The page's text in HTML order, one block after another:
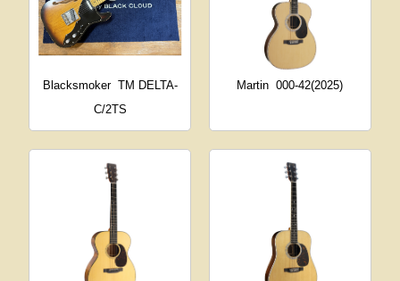
Blacksmoker TM DELTA-
C/2TS
Martin 000-42(2025)